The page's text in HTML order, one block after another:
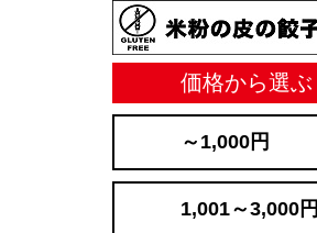
価格から選ぶ
～1,000円
1,001～3,000円